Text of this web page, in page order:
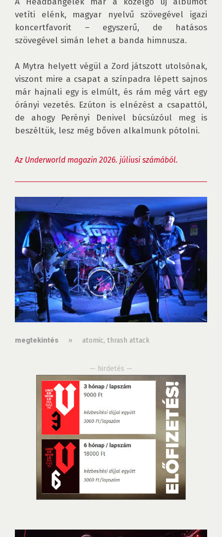
vetíti elénk, magyar nyelvű szövegével igazi
koncertfavorit – egyszerű, de hatásos
szövegével simán lehet a banda himnusza.
A Mytra helyett végül a Zord játszott utolsónak,
viszont mire a csapat a színpadra lépett sajnos
már hajnali egy is elmúlt, és rám még várt egy
órányi vezetés. Ezúton is elnézést a csapattól,
de ahogy Perényi Denivel búcsúzóul meg is
beszéltük, lesz még bőven alkalmunk pótolni.
Az Underworld magazin 2026. júliusi számából.
megtekintés » atomic, thrash attack
— hirdetés —